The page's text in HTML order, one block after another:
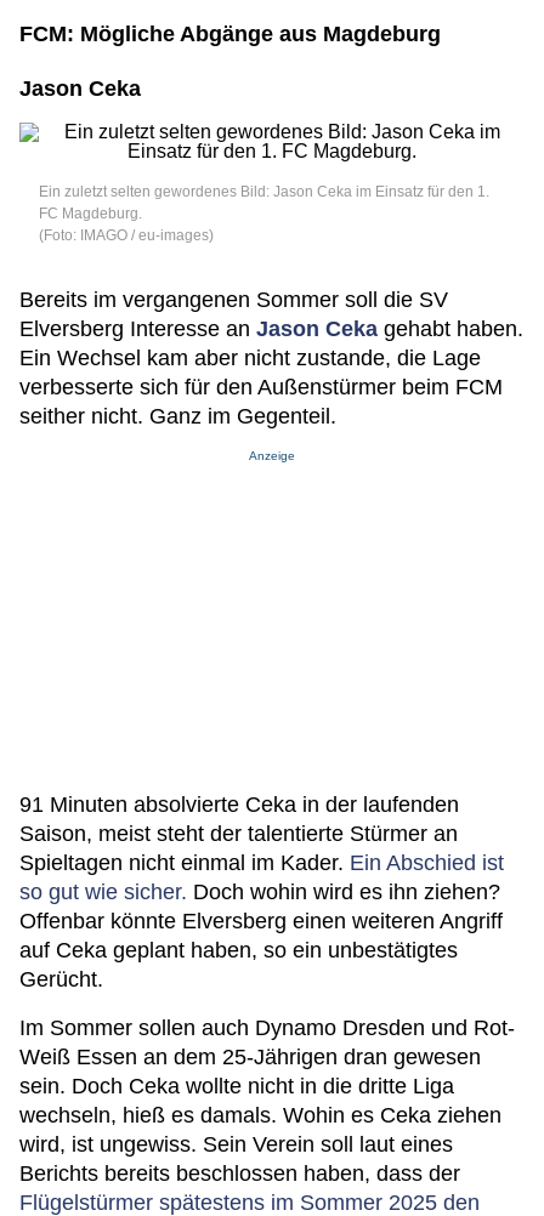
FCM: Mögliche Abgänge aus Magdeburg
Jason Ceka
Ein zuletzt selten gewordenes Bild: Jason Ceka im Einsatz für den 1.
FC Magdeburg.
(Foto: IMAGO / eu-images)
Bereits im vergangenen Sommer soll die SV
Elversberg Interesse an Jason Ceka gehabt haben.
Ein Wechsel kam aber nicht zustande, die Lage
verbesserte sich für den Außenstürmer beim FCM
seither nicht. Ganz im Gegenteil.
Anzeige
91 Minuten absolvierte Ceka in der laufenden
Saison, meist steht der talentierte Stürmer an
Spieltagen nicht einmal im Kader. Ein Abschied ist
so gut wie sicher. Doch wohin wird es ihn ziehen?
Offenbar könnte Elversberg einen weiteren Angriff
auf Ceka geplant haben, so ein unbestätigtes
Gerücht.
Im Sommer sollen auch Dynamo Dresden und Rot-
Weiß Essen an dem 25-Jährigen dran gewesen
sein. Doch Ceka wollte nicht in die dritte Liga
wechseln, hieß es damals. Wohin es Ceka ziehen
wird, ist ungewiss. Sein Verein soll laut eines
Berichts bereits beschlossen haben, dass der
Flügelstürmer spätestens im Sommer 2025 den